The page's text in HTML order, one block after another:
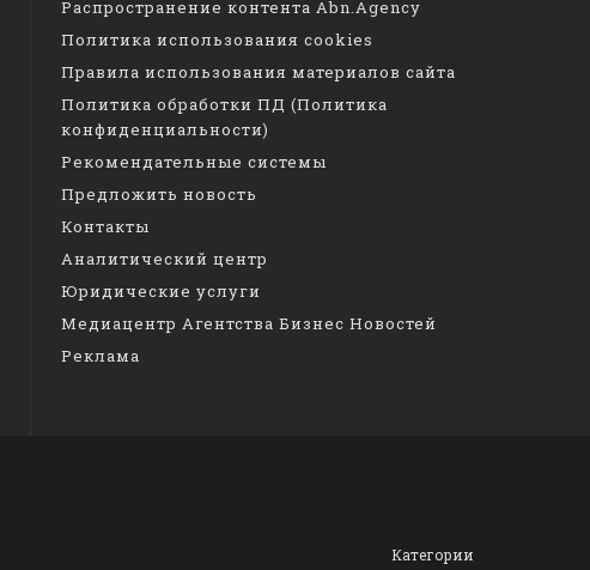
Распространение контента Abn.Agency
Политика использования cookies
Правила использования материалов сайта
Политика обработки ПД (Политика
конфиденциальности)
Рекомендательные системы
Предложить новость
Контакты
Аналитический центр
Юридические услуги
Медиацентр Агентства Бизнес Новостей
Реклама
Категории